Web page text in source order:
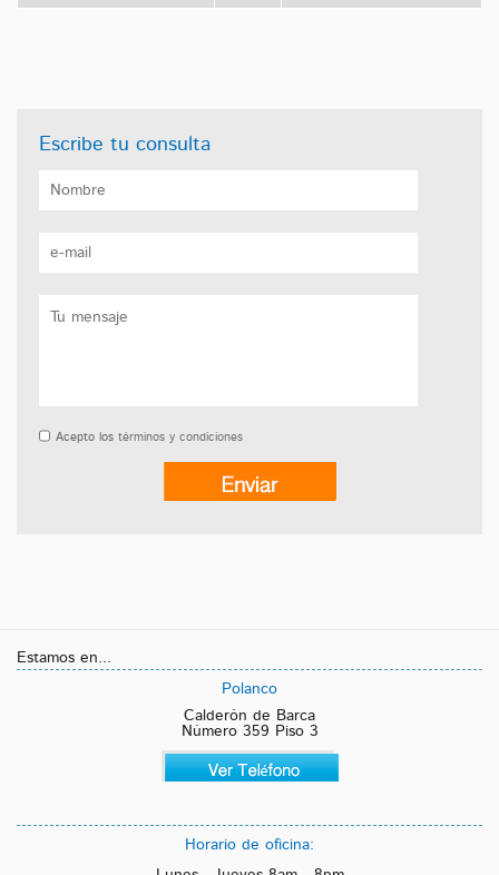
Escribe tu consulta
Acepto los términos y condiciones
Estamos en...
Polanco
Calderón de Barca
Número 359 Piso 3
Horario de oficina: